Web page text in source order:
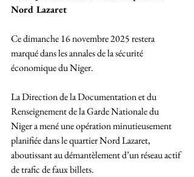
Nord Lazaret
Ce dimanche 16 novembre 2025 restera
marqué dans les annales de la sécurité
économique du Niger.
La Direction de la Documentation et du
Renseignement de la Garde Nationale du
Niger a mené une opération minutieusement
planifiée dans le quartier Nord Lazaret,
aboutissant au démantèlement d’un réseau actif
de trafic de faux billets.